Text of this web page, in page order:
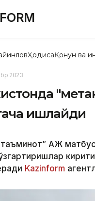
ҲодисаҚонун ва
2023
ишлайди
АЖ
Kazinform